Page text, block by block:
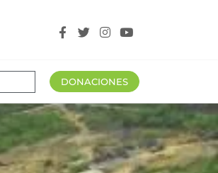
DONACIONES